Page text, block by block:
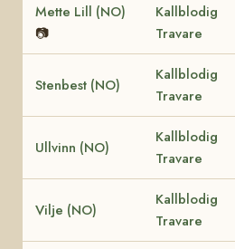
Mette Lill (NO)
📷
Kallblodig
Travare
Stenbest (NO)
Kallblodig
Travare
Ullvinn (NO)
Kallblodig
Travare
Vilje (NO)
Kallblodig
Travare